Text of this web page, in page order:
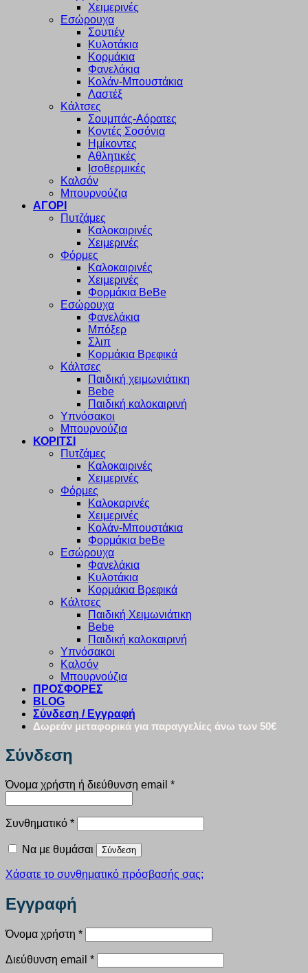
Χειμερινές
Εσώρουχα
Σουτιέν
Κυλοτάκια
Κορμάκια
Φανελάκια
Κολάν-Μπουστάκια
Λαστέξ
Κάλτσες
Σουμπάς-Αόρατες
Κοντές Σοσόνια
Ημίκοντες
Αθλητικές
Ισοθερμικές
Καλσόν
Μπουρνούζια
ΑΓΟΡΙ
Πυτζάμες
Καλοκαιρινές
Χειμερινές
Φόρμες
Καλοκαιρινές
Χειμερινές
Φορμάκια BeBe
Εσώρουχα
Φανελάκια
Μπόξερ
Σλιπ
Κορμάκια Βρεφικά
Κάλτσες
Παιδική χειμωνιάτικη
Bebe
Παιδική καλοκαιρινή
Υπνόσακοι
Μπουρνούζια
ΚΟΡΙΤΣΙ
Πυτζάμες
Καλοκαιρινές
Χειμερινές
Φόρμες
Καλοκαρινές
Χειμερινές
Κολάν-Μπουστάκια
Φορμάκια beBe
Εσώρουχα
Φανελάκια
Κυλοτάκια
Κορμάκια Βρεφικά
Κάλτσες
Παιδική Χειμωνιάτικη
Bebe
Παιδική καλοκαιρινή
Υπνόσακοι
Καλσόν
Μπουρνούζια
ΠΡΟΣΦΟΡΕΣ
BLOG
Σύνδεση / Εγγραφή
Δωρεάν μεταφορικά για παραγγελίες άνω των 50€
Σύνδεση
Όνομα χρήστη ή διεύθυνση email *Απαιτείται
Συνθηματικό *Απαιτείται
Να με θυμάσαι Σύνδεση
Χάσατε το συνθηματικό πρόσβασής σας;
Εγγραφή
Όνομα χρήστη *Απαιτείται
Διεύθυνση email *Απαιτείται